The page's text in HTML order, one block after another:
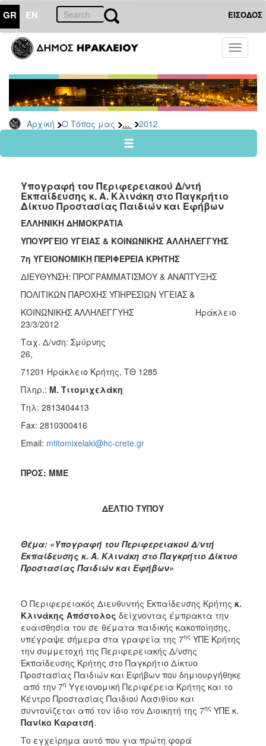
GR EN ΕΙΣΟΔΟΣ
Toggle
Αρχική Ο Τόπος μας ... 2012
ΤΟΠΟΣ
ΜΑΣ
Ανακοινώσεις
Αρχείο
2026
2024
2022
2021
2020
2019
2018
2017
2016
2015
ΔΗΜΟΣ
ΠΟΛΙΤΙΣΜΟΣ
ΑΝΘΕΚΤΙΚΗ
Υπογραφή του Περιφερειακού Δ/ντή
Εκπαίδευσης κ. Α. Κλινάκη στο Παγκρήτιο
Δίκτυο Προστασίας Παιδιών και Εφήβων
ΕΛΛΗΝΙΚΗ ΔΗΜΟΚΡΑΤΙΑ
ΥΠΟΥΡΓΕΙΟ ΥΓΕΙΑΣ & ΚΟΙΝΩΝΙΚΗΣ AΛΛΗΛΕΓΓΥΗΣ
7η ΥΓΕΙΟΝΟΜΙΚΗ ΠΕΡΙΦΕΡΕΙΑ ΚΡΗΤΗΣ
ΔΙΕΥΘΥΝΣΗ: ΠΡΟΓΡΑΜΜΑΤΙΣΜΟΥ & ΑΝΑΠΤΥΞΗΣ
ΠΟΛΙΤΙΚΩΝ ΠΑΡΟΧΗΣ ΥΠΗΡΕΣΙΩΝ ΥΓΕΙΑΣ &
ΚΟΙΝΩΝΙΚΗΣ ΑΛΛΗΛΕΓΓΥΗΣ Ηράκλειο
23/3/2012
Ταχ. Δ/νση: Σμύρνης
26,
71201 Ηράκλειο Κρήτης, ΤΘ 1285
Πληρ.: Μ. Τιτομιχελάκη
Τηλ: 2813404413
Fax: 2810300416
Email: mtitomixelaki@hc-crete.gr
ΠΡΟΣ: ΜΜΕ
ΔΕΛΤΙΟ ΤΥΠΟΥ
Θέμα: «Υπογραφή του Περιφερειακού Δ/ντή
Εκπαίδευσης κ. Α. Κλινάκη στο Παγκρήτιο Δίκτυο
Προστασίας Παιδιών και Εφήβων»
Ο Περιφερειακός Διευθυντής Εκπαίδευσης Κρήτης κ.
Κλινάκης Απόστολος δείχνοντας έμπρακτα την
ευαισθησία του σε θέματα παιδικής κακοποίησης,
υπέγραψε σήμερα στα γραφεία της 7ης ΥΠΕ Κρήτης
την συμμετοχή της Περιφερειακής Δ/νσης
Εκπαίδευσης Κρήτης στο Παγκρήτιο Δίκτυο
Προστασίας Παιδιών και Εφήβων που δημιουργήθηκε
από την 7η Υγειονομική Περιφέρεια Κρήτης και το
Κέντρο Προστασίας Παιδιού Λασιθίου και
συντονίζεται από τον ίδιο τον Διοικητή της 7ης ΥΠΕ κ.
Πανίκο Καρατσή.
Το εγχείρημα αυτό που για πρώτη φορά